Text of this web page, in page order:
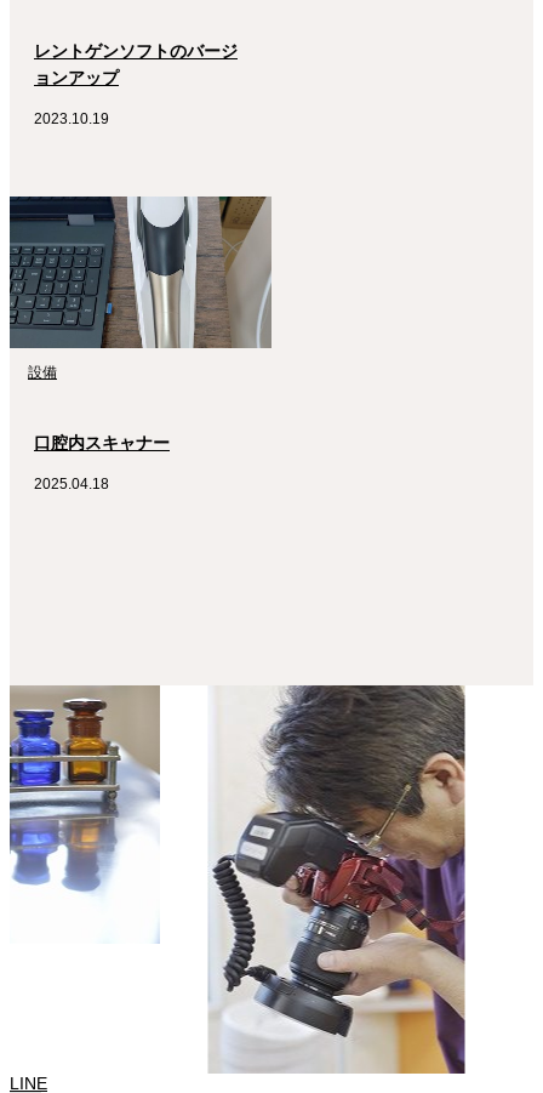
レントゲンソフトのバージ
ョンアップ
2023.10.19
設備
口腔内スキャナー
2025.04.18
LINE